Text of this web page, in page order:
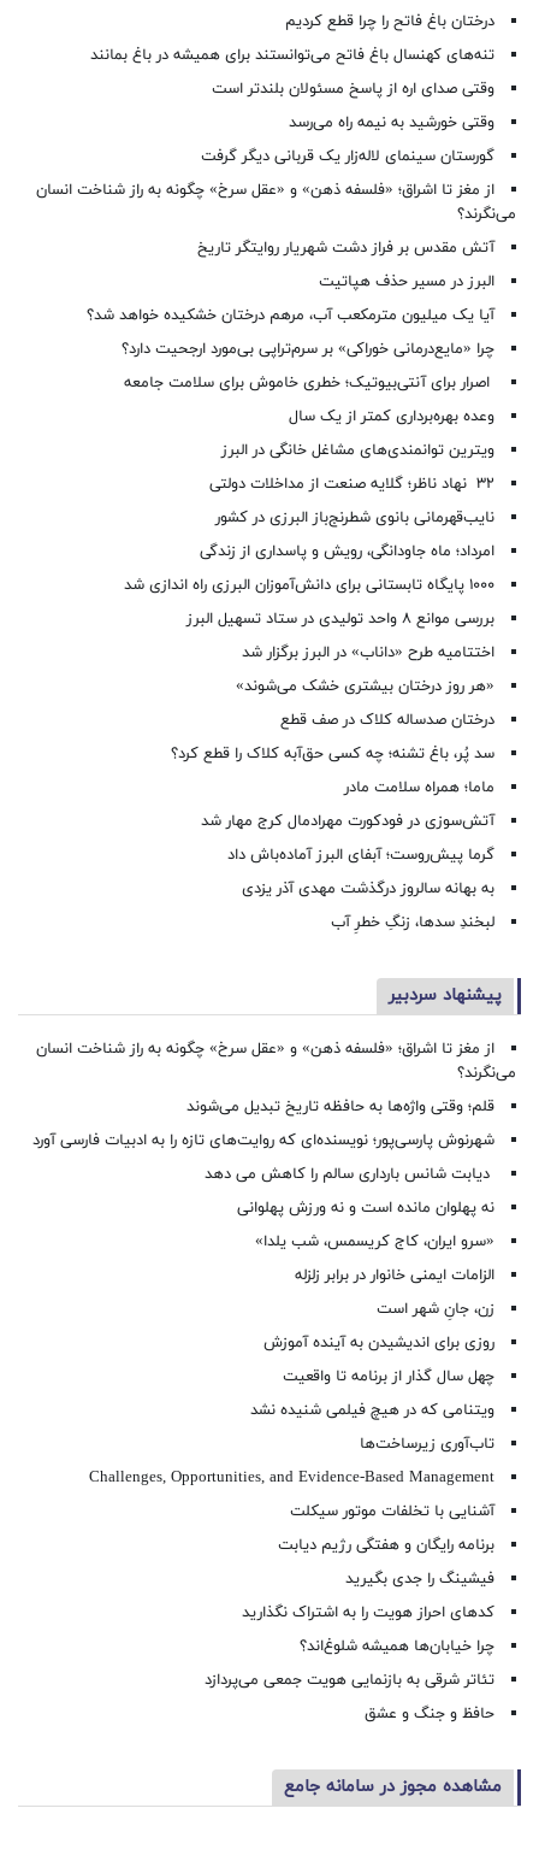
درختان باغ فاتح را چرا قطع کردیم
تنه‌های کهنسال باغ فاتح می‌توانستند برای همیشه در باغ بمانند
وقتی صدای اره از پاسخ مسئولان بلندتر است
وقتی خورشید به نیمه راه می‌رسد
گورستان سینمای لاله‌زار یک قربانی دیگر گرفت
از مغز تا اشراق؛ «فلسفه ذهن» و «عقل سرخ» چگونه به راز شناخت انسان
می‌نگرند؟
آتش مقدس بر فراز دشت شهریار روایتگر تاریخ
البرز در مسیر حذف هپاتیت
آیا یک میلیون مترمکعب آب، مرهم درختان خشکیده خواهد شد؟
چرا «مایع‌درمانی خوراکی» بر سرم‌تراپی بی‌مورد ارجحیت دارد؟
اصرار برای آنتی‌بیوتیک؛ خطری خاموش برای سلامت جامعه
وعده بهره‌برداری کمتر از یک سال
ویترین توانمندی‌های مشاغل خانگی در البرز
۳۲ نهاد ناظر؛ گلایه صنعت از مداخلات دولتی
نایب‌قهرمانی بانوی شطرنج‌باز البرزی در کشور
امرداد؛ ماه جاودانگی، رویش و پاسداری از زندگی
۱۰۰۰ پایگاه تابستانی برای دانش‌آموزان البرزی راه اندازی شد
بررسی موانع ۸ واحد تولیدی در ستاد تسهیل البرز
اختتامیه طرح «داناب» در البرز برگزار شد
«هر روز درختان بیشتری خشک می‌شوند»
درختان صدساله کلاک در صف قطع
سد پُر، باغ تشنه؛ چه کسی حق‌آبه کلاک را قطع کرد؟
ماما؛ همراه سلامت مادر
آتش‌سوزی در فودکورت مهرادمال کرج مهار شد
گرما پیش‌روست؛ آبفای البرز آماده‌باش داد
به بهانه سالروز درگذشت مهدی آذر یزدی
لبخندِ سدها، زنگِ خطرِ آب
پیشنهاد سردبیر
از مغز تا اشراق؛ «فلسفه ذهن» و «عقل سرخ» چگونه به راز شناخت انسان
می‌نگرند؟
قلم؛ وقتی واژه‌ها به حافظه تاریخ تبدیل می‌شوند
شهرنوش پارسی‌پور؛ نویسنده‌ای که روایت‌های تازه را به ادبیات فارسی آورد
دیابت شانس بارداری سالم را کاهش می دهد
نه پهلوان مانده است و نه ورزش پهلوانی
«سرو ایران، کاج کریسمس، شب یلدا»
الزامات ایمنی خانوار در برابر زلزله
زن، جانِ شهر است
روزی برای اندیشیدن به آینده آموزش
چهل سال گذار از برنامه تا واقعیت
ویتنامی که در هیچ فیلمی شنیده نشد
تاب‌آوری زیرساخت‌ها
Challenges, Opportunities, and Evidence-Based Management
آشنایی با تخلفات موتور سیکلت
برنامه رایگان و هفتگی رژیم دیابت
فیشینگ را جدی بگیرید
کدهای احراز هویت را به اشتراک نگذارید
چرا خیابان‌ها همیشه شلوغ‌اند؟
تئاتر شرقی به بازنمایی هویت جمعی می‌پردازد
حافظ و جنگ و عشق
مشاهده مجوز در سامانه جامع